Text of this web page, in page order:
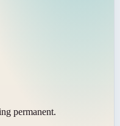
permanent.